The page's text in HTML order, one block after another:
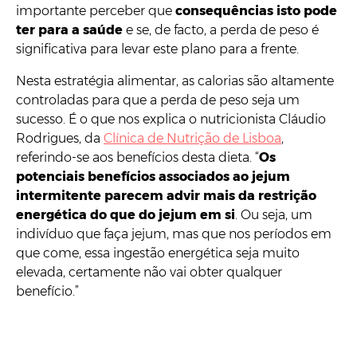
importante perceber que consequências isto pode
ter para a saúde e se, de facto, a perda de peso é
significativa para levar este plano para a frente.
Nesta estratégia alimentar, as calorias são altamente
controladas para que a perda de peso seja um
sucesso. É o que nos explica o nutricionista Cláudio
Rodrigues, da Clínica de Nutrição de Lisboa,
referindo-se aos benefícios desta dieta. “Os
potenciais benefícios associados ao jejum
intermitente parecem advir mais da restrição
energética do que do jejum em si. Ou seja, um
indivíduo que faça jejum, mas que nos períodos em
que come, essa ingestão energética seja muito
elevada, certamente não vai obter qualquer
benefício.”